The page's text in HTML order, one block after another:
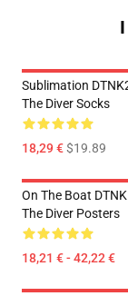
Sublimation
The Diver Socks
18,29 €$19.89
On The Boat
The Diver Posters
18,21 € - 42,22 €